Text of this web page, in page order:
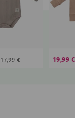
17,99 € 19,99 €